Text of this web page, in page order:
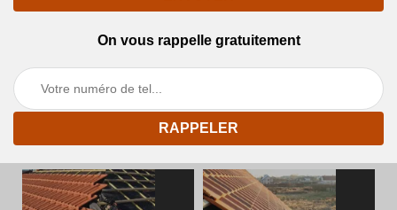
On vous rappelle gratuitement